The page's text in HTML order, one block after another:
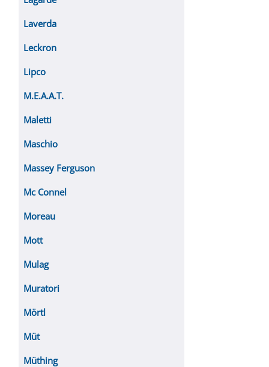
Laverda
Leckron
Lipco
M.E.A.A.T.
Maletti
Maschio
Massey Ferguson
Mc Connel
Moreau
Mott
Mulag
Muratori
Mörtl
Müt
Müthing